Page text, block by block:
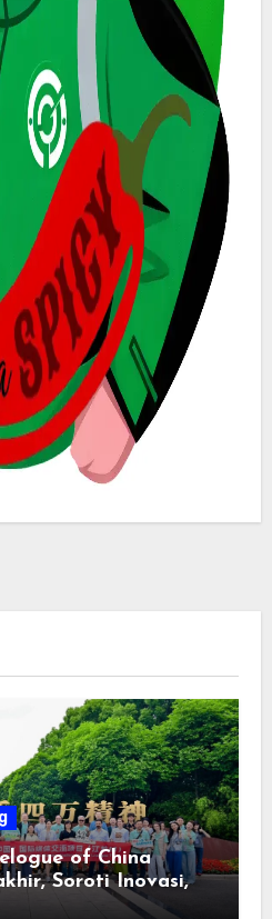
of China
Soroti Inovasi,
Pembangunan